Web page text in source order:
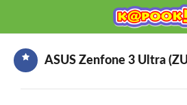
Mobile เช็กก่อนซื้อ
ASUS Zenfone 3 Ultra